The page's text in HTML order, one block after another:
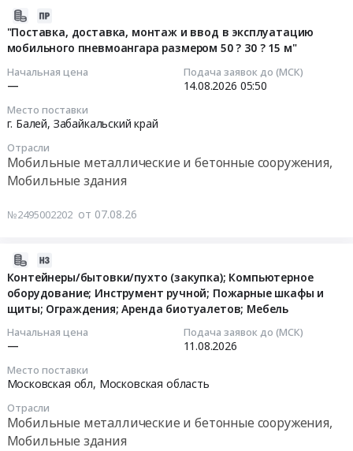
"Поставка, доставка, монтаж и ввод в эксплуатацию
мобильного пневмоангара размером 50 ? 30 ? 15 м"
Начальная цена
—
Подача заявок до (МСК)
14.08.2026 05:50
Место поставки
г. Балей, Забайкальский край
Отрасли
Мобильные металлические и бетонные сооружения,
Мобильные здания
№2495002202 от 07.08.26
Контейнеры/бытовки/пухто (закупка); Компьютерное
оборудование; Инструмент ручной; Пожарные шкафы и
щиты; Ограждения; Аренда биотуалетов; Мебель
Начальная цена
—
Подача заявок до (МСК)
11.08.2026
Место поставки
Московская обл, Московская область
Отрасли
Мобильные металлические и бетонные сооружения,
Мобильные здания